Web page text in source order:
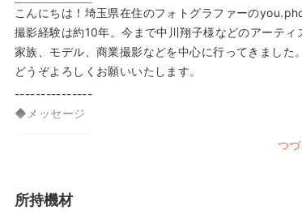
こんにちは！埼玉県在住のフォトグラファーの
撮影経験は約10年。今まで中川翔子様などのアーティ
家族、モデル、商業撮影などを中心に行ってきました。
どうぞよろしくお願いいたします。
---------------
◆メッセージ
幸せのワンシーンを ”記憶” として残してみませんか
あなたの幸せづくりのお手伝いさせてください。
つ
所持機材